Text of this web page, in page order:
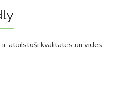
atbilstoši kvalitātes un vides